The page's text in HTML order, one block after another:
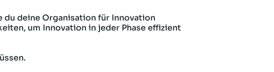
du deine Organisation für Innovation
um Innovation in jeder Phase effizient